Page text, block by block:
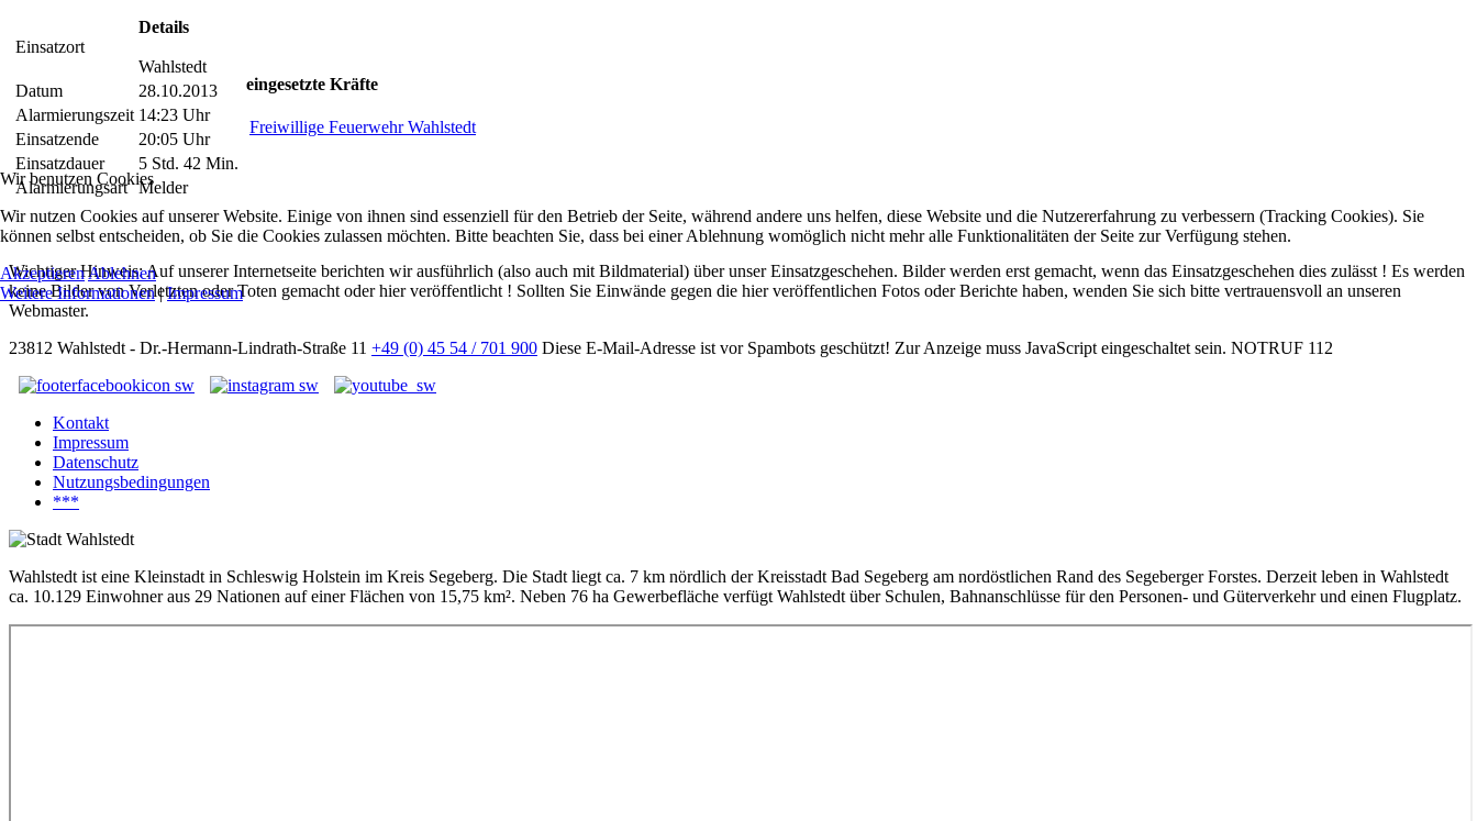
Einsatzort
Details
Wahlstedt
Datum
28.10.2013
Alarmierungszeit 14:23 Uhr
Einsatzende
20:05 Uhr
Einsatzdauer
5 Std. 42 Min.
Alarmierungsart Melder
eingesetzte Kräfte
Freiwillige Feuerwehr Wahlstedt
Wichtiger Hinweis: Auf unserer Internetseite berichten wir ausführlich (also auch mit Bildmaterial) über unser Einsatzgeschehen. Bilder werden erst gemacht, wenn das Einsatzgeschehen dies zulässt ! Es werden
keine Bilder von Verletzten oder Toten gemacht oder hier veröffentlicht ! Sollten Sie Einwände gegen die hier veröffentlichen Fotos oder Berichte haben, wenden Sie sich bitte vertrauensvoll an unseren
Webmaster.
23812 Wahlstedt - Dr.-Hermann-Lindrath-Straße 11 +49 (0) 45 54 / 701 900 Diese E-Mail-Adresse ist vor Spambots geschützt! Zur Anzeige muss JavaScript eingeschaltet sein. NOTRUF 112
Kontakt
Impressum
Datenschutz
Nutzungsbedingungen
***
Wahlstedt ist eine Kleinstadt in Schleswig Holstein im Kreis Segeberg. Die Stadt liegt ca. 7 km nördlich der Kreisstadt Bad Segeberg am nordöstlichen Rand des Segeberger Forstes. Derzeit leben in Wahlstedt
ca. 10.129 Einwohner aus 29 Nationen auf einer Flächen von 15,75 km². Neben 76 ha Gewerbefläche verfügt Wahlstedt über Schulen, Bahnanschlüsse für den Personen- und Güterverkehr und einen Flugplatz.
Wir benutzen Cookies
Wir nutzen Cookies auf unserer Website. Einige von ihnen sind essenziell für den Betrieb der Seite, während andere uns helfen, diese Website und die Nutzererfahrung zu verbessern (Tracking Cookies). Sie
können selbst entscheiden, ob Sie die Cookies zulassen möchten. Bitte beachten Sie, dass bei einer Ablehnung womöglich nicht mehr alle Funktionalitäten der Seite zur Verfügung stehen.
AkzeptierenAblehnen
Weitere Informationen|Impressum